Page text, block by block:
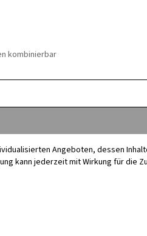
kombinierbar
Angeboten, dessen
kann jederzeit mit Wirkung für die